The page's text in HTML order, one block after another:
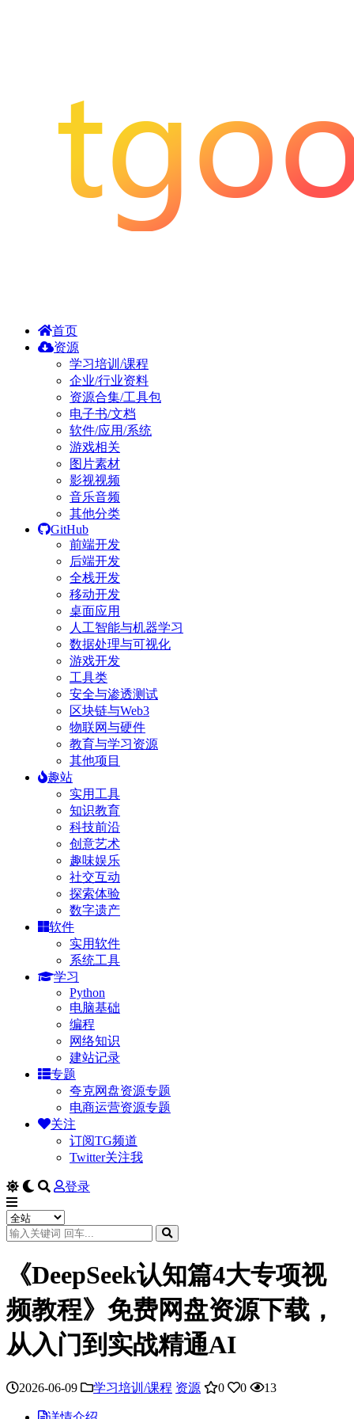
首页
资源
学习培训/课程
企业/行业资料
资源合集/工具包
电子书/文档
软件/应用/系统
游戏相关
图片素材
影视视频
音乐音频
其他分类
GitHub
前端开发
后端开发
全栈开发
移动开发
桌面应用
人工智能与机器学习
数据处理与可视化
游戏开发
工具类
安全与渗透测试
区块链与Web3
物联网与硬件
教育与学习资源
其他项目
趣站
实用工具
知识教育
科技前沿
创意艺术
趣味娱乐
社交互动
探索体验
数字遗产
软件
实用软件
系统工具
学习
Python
电脑基础
编程
网络知识
建站记录
专题
夸克网盘资源专题
电商运营资源专题
关注
订阅TG频道
Twitter关注我
登录
《DeepSeek认知篇4大专项视
频教程》免费网盘资源下载，
从入门到实战精通AI
2026-06-09 学习培训/课程 资源 0 0 13